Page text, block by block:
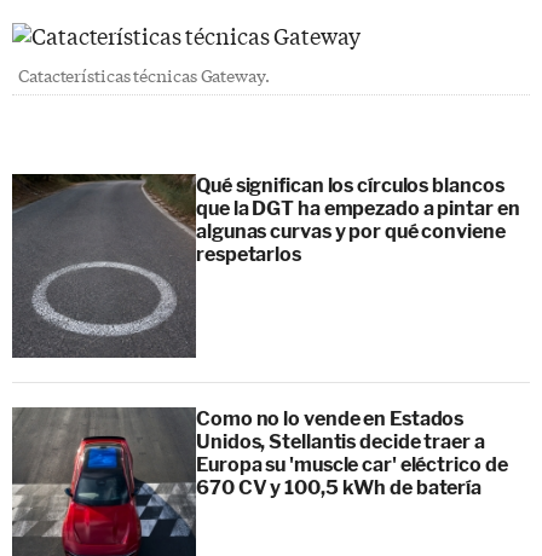
Catacterísticas técnicas Gateway.
Qué significan los círculos blancos
que la DGT ha empezado a pintar en
algunas curvas y por qué conviene
respetarlos
Como no lo vende en Estados
Unidos, Stellantis decide traer a
Europa su 'muscle car' eléctrico de
670 CV y 100,5 kWh de batería